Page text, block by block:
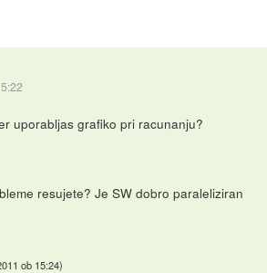
uporabljas grafiko pri racunanju?
resujete? Je SW dobro paraleliziran
ob 15:24)